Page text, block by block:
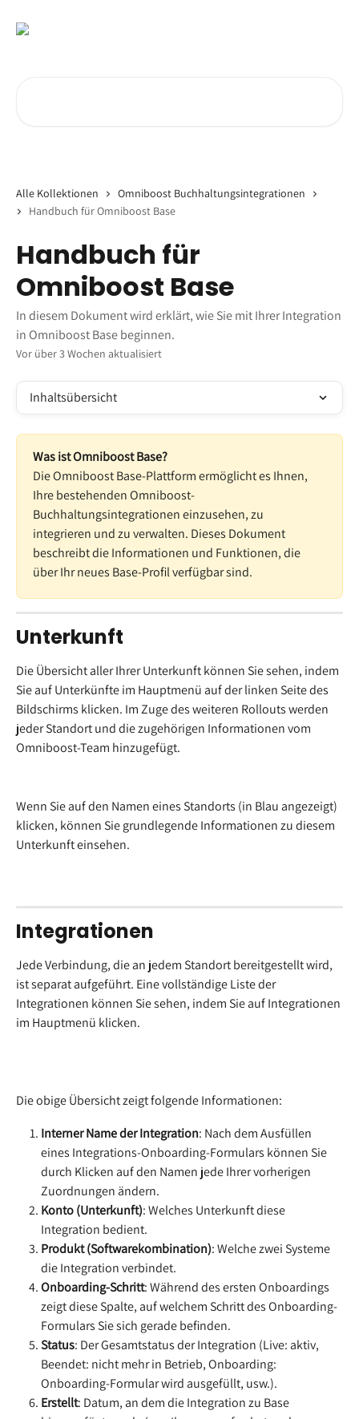
Alle Kollektionen
Omniboost Buchhaltungsintegrationen
Handbuch für Omniboost Base
Handbuch für
Omniboost Base
In diesem Dokument wird erklärt, wie Sie mit Ihrer Integration
in Omniboost Base beginnen.
Vor über 3 Wochen aktualisiert
Inhaltsübersicht
Was ist Omniboost Base?
Die Omniboost Base-Plattform ermöglicht es Ihnen,
Ihre bestehenden Omniboost-
Buchhaltungsintegrationen einzusehen, zu
integrieren und zu verwalten. Dieses Dokument
beschreibt die Informationen und Funktionen, die
über Ihr neues Base-Profil verfügbar sind.
Unterkunft
Die Übersicht aller Ihrer Unterkunft können Sie sehen, indem
Sie auf Unterkünfte im Hauptmenü auf der linken Seite des
Bildschirms klicken. Im Zuge des weiteren Rollouts werden
jeder Standort und die zugehörigen Informationen vom
Omniboost-Team hinzugefügt.
Wenn Sie auf den Namen eines Standorts (in Blau angezeigt)
klicken, können Sie grundlegende Informationen zu diesem
Unterkunft einsehen.
Integrationen
Jede Verbindung, die an jedem Standort bereitgestellt wird,
ist separat aufgeführt. Eine vollständige Liste der
Integrationen können Sie sehen, indem Sie auf Integrationen
im Hauptmenü klicken.
Die obige Übersicht zeigt folgende Informationen:
Interner Name der Integration: Nach dem Ausfüllen
eines Integrations-Onboarding-Formulars können Sie
durch Klicken auf den Namen jede Ihrer vorherigen
Zuordnungen ändern.
Konto (Unterkunft): Welches Unterkunft diese
Integration bedient.
Produkt (Softwarekombination): Welche zwei Systeme
die Integration verbindet.
Onboarding-Schritt: Während des ersten Onboardings
zeigt diese Spalte, auf welchem Schritt des Onboarding-
Formulars Sie sich gerade befinden.
Status: Der Gesamtstatus der Integration (Live: aktiv,
Beendet: nicht mehr in Betrieb, Onboarding:
Onboarding-Formular wird ausgefüllt, usw.).
Erstellt: Datum, an dem die Integration zu Base